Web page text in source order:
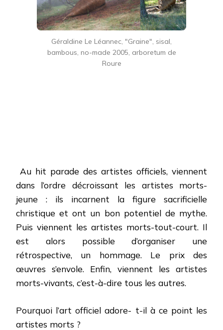
Géraldine Le Léannec, "Graine", sisal,
bambous, no-made 2005, arboretum de
Roure
Au hit parade des artistes officiels, viennent
dans l’ordre décroissant les artistes morts-
jeune : ils incarnent la figure sacrificielle
christique et ont un bon potentiel de mythe.
Puis viennent les artistes morts-tout-court. Il
est alors possible d’organiser une
rétrospective, un hommage. Le prix des
œuvres s’envole. Enfin, viennent les artistes
morts-vivants, c’est-à-dire tous les autres.
Pourquoi l’art officiel adore- t-il à ce point les
artistes morts ?